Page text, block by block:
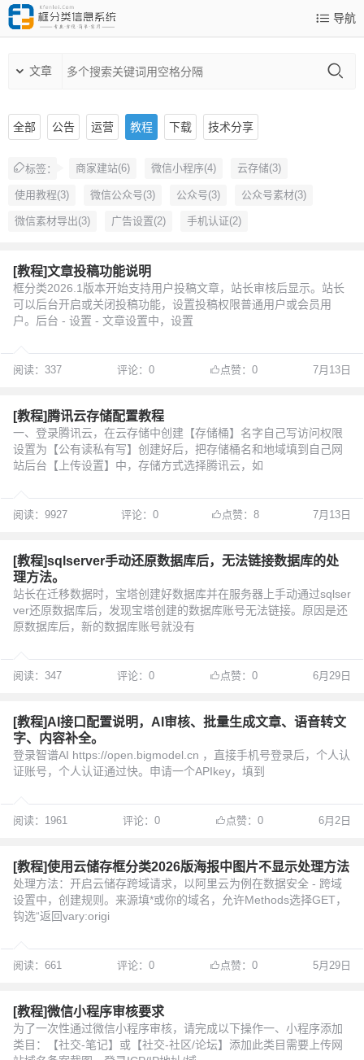
导航
文章
全部 公告 运营 教程 下载 技术分享
标签： 商家建站(6) 微信小程序(4) 云存储(3)
使用教程(3) 微信公众号(3) 公众号(3) 公众号素材(3)
微信素材导出(3) 广告设置(2) 手机认证(2)
[教程]文章投稿功能说明
框分类2026.1版本开始支持用户投稿文章，站长审核后显示。站长
可以后台开启或关闭投稿功能，设置投稿权限普通用户或会员用
户。后台 - 设置 - 文章设置中，设置
阅读：337 评论：0 点赞：0 7月13日
[教程]腾讯云存储配置教程
一、登录腾讯云，在云存储中创建【存储桶】名字自己写访问权限
设置为【公有读私有写】创建好后，把存储桶名和地域填到自己网
站后台【上传设置】中，存储方式选择腾讯云，如
阅读：9927 评论：0 点赞：8 7月13日
[教程]sqlserver手动还原数据库后，无法链接数据库的处
理方法。
站长在迁移数据时，宝塔创建好数据库并在服务器上手动通过sqlser
ver还原数据库后，发现宝塔创建的数据库账号无法链接。原因是还
原数据库后，新的数据库账号就没有
阅读：347 评论：0 点赞：0 6月29日
[教程]AI接口配置说明，AI审核、批量生成文章、语音转文
字、内容补全。
登录智谱AI https://open.bigmodel.cn ，直接手机号登录后，个人认
证账号，个人认证通过快。申请一个APIkey，填到
阅读：1961 评论：0 点赞：0 6月2日
[教程]使用云储存框分类2026版海报中图片不显示处理方法
处理方法：开启云储存跨域请求，以阿里云为例在数据安全 - 跨域
设置中，创建规则。来源填*或你的域名，允许Methods选择GET，
钩选“返回vary:origi
阅读：661 评论：0 点赞：0 5月29日
[教程]微信小程序审核要求
为了一次性通过微信小程序审核，请完成以下操作一、小程序添加
类目：【社交-笔记】或【社交-社区/论坛】添加此类目需要上传网